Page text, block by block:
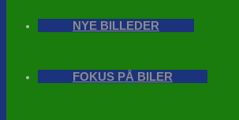
NYE BILLEDER
FOKUS PÅ BILER